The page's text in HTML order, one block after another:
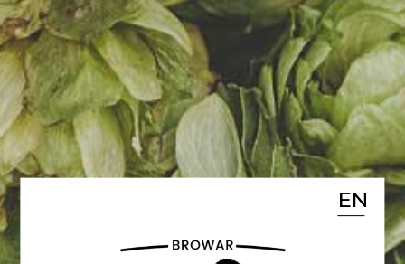
Rzemieślniczych #KraftRoku
2024 przywozimy dwa medale:
🍺#WięcejLuzu - 🥉w kategorii
“Beer with Hemp Addition”
🍺#CzasWolny - 🥉w kategorii
“Smoked Beer”
Cieszymy się bardzo, gratulacje
dla naszych piwowarów! 🔝
EN